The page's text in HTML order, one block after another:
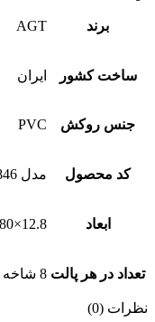
برند AGT
ساخت کشور ایران
جنس روکش PVC
کد محصول مدل LB-3846 کد 728
ابعاد 12.8×280 سانتیمتر
تعداد در هر پالت 8 شاخه
نظرات (0)